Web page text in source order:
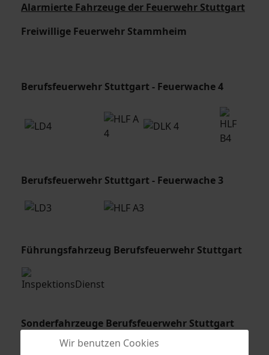
Alarmierte Fahrzeuge der Feuerwehr Stuttgart
Freiwillige Feuerwehr Stammheim
Berufsfeuerwehr Stuttgart - Feuerwache 4
Berufsfeuerwehr Stuttgart - Feuerwache 3
Führungsfahrzeug Berufsfeuerwehr Stuttgart
Sonderfahrzeuge Berufsfeuerwehr Stuttgart
Wir benutzen Cookies